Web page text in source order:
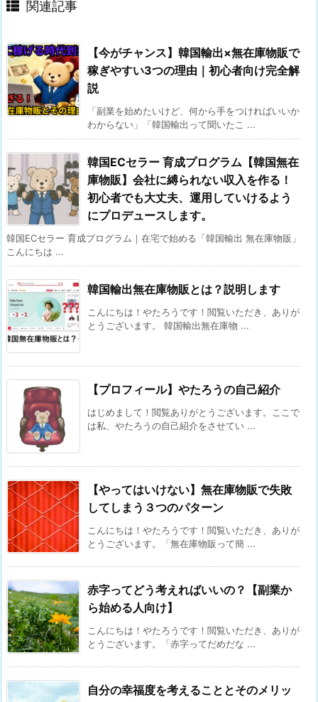
関連記事
【今がチャンス】韓国輸出×無在庫物販で
稼ぎやすい3つの理由｜初心者向け完全解
説
「副業を始めたいけど、何から手をつければいいか
わからない」「韓国輸出って聞いたこ ...
韓国ECセラー 育成プログラム【韓国無在
庫物販】会社に縛られない収入を作る！
初心者でも大丈夫、運用していけるよう
にプロデュースします。
韓国ECセラー 育成プログラム｜在宅で始める「韓国輸出 無在庫物販」
こんにちは ...
韓国輸出無在庫物販とは？説明します
こんにちは！やたろうです！閲覧いただき、ありが
とうございます。 韓国輸出無在庫物 ...
【プロフィール】やたろうの自己紹介
はじめまして！閲覧ありがとうございます。ここで
は私、やたろうの自己紹介をさせてい ...
【やってはいけない】無在庫物販で失敗
してしまう３つのパターン
こんにちは！やたろうです！閲覧いただき、ありが
とうございます。「無在庫物販って簡 ...
赤字ってどう考えればいいの？【副業か
ら始める人向け】
こんにちは！やたろうです！閲覧いただき、ありが
とうございます。「赤字ってだめだな ...
自分の幸福度を考えることとそのメリッ